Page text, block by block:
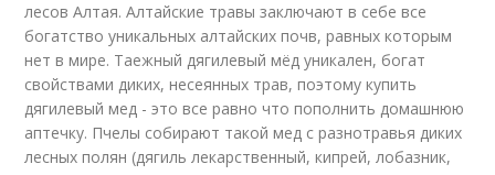
лесов Алтая. Алтайские травы заключают в себе все
богатство уникальных алтайских почв, равных которым
нет в мире. Таежный дягилевый мёд уникален, богат
свойствами диких, несеянных трав, поэтому купить
дягилевый мед - это все равно что пополнить домашнюю
аптечку. Пчелы собирают такой мед с разнотравья диких
лесных полян (дягиль лекарственный, кипрей, лобазник,